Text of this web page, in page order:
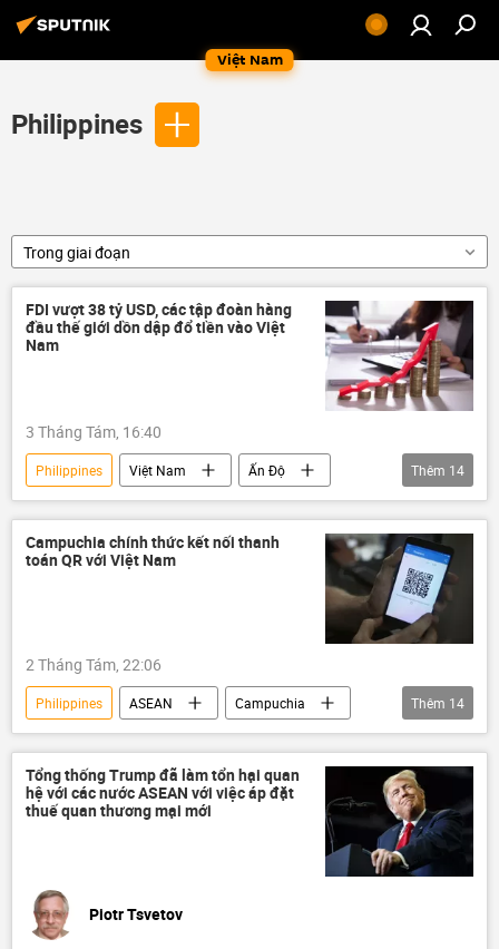
Việt Nam
Philippines
Trong giai đoạn
FDI vượt 38 tỷ USD, các tập đoàn hàng
đầu thế giới dồn dập đổ tiền vào Việt
Nam
3 Tháng Tám, 16:40
Philippines Việt Nam
Ấn Độ
Kazakhstan
doanh nghiệp
đầu tư
FDI
logistics
Công nghiệp
Campuchia
Hải Phòng
Singapore
Kinh tế
Thêm 14
Campuchia chính thức kết nối thanh
toán QR với Việt Nam
2 Tháng Tám, 22:06
Philippines ASEAN
Campuchia
Chính trị
Thế giới
Việt Nam
Malaysia
Pakistan
Thái Lan
Trung Đông
công nghệ
xuất khẩu
Thêm 14
Tổng thống Trump đã làm tổn hại quan
hệ với các nước ASEAN với việc áp đặt
thuế quan thương mại mới
Piotr Tsvetov